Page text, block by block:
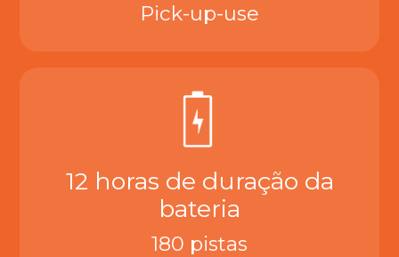
Pick-up-use
12 horas de duração da
bateria
180 pistas